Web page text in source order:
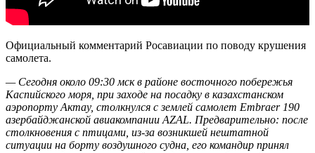
Официальный комментарий Росавиации по поводу крушения
самолета.
— Сегодня около 09:30 мск в районе восточного побережья
Каспийского моря, при заходе на посадку в казахстанском
аэропорту Актау, столкнулся с землей самолет Embraer 190
азербайджанской авиакомпании AZAL. Предварительно: после
столкновения с птицами, из-за возникшей нештатной
ситуации на борту воздушного судна, его командир принял